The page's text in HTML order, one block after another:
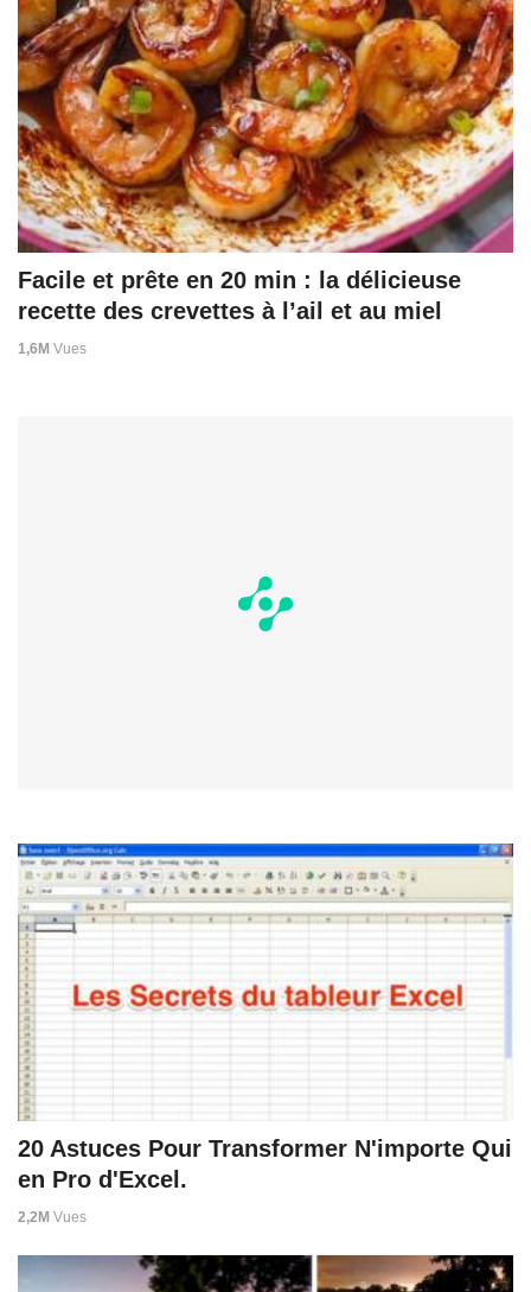
Facile et prête en 20 min : la délicieuse
recette des crevettes à l’ail et au miel
1,6M Vues
20 Astuces Pour Transformer N'importe Qui
en Pro d'Excel.
2,2M Vues